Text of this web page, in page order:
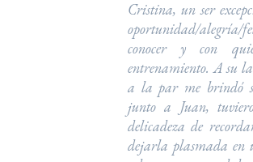
Cristina, un ser
oportunidad/
conocer y con
entrenamiento. A su
a la par me brindó
junto a Juan,
delicadeza de
dejarla plasmada en